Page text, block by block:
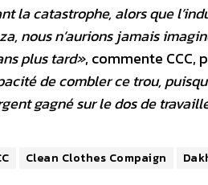
la catastrophe, alors que
nous n’aurions jamais
plus tard», commente
de combler ce trou,
gagné sur le dos de
Clean Clothes Compaign